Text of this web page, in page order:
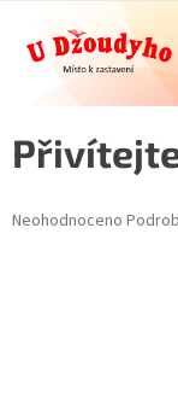
obsah
Průměrné
Neohodnoceno